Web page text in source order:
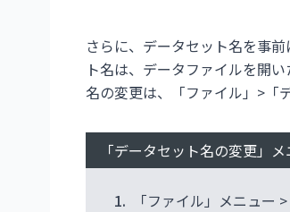
さらに、データセット名を事
ト名は、データファイルを開
名の変更は、「ファイル」>「
「データセット名の変更」
1.
「ファイル」メニュー